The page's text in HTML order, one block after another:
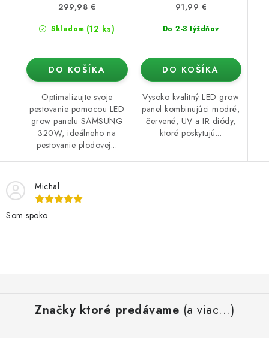
Skladom (12 ks)
299,98 €
DO KOŠÍKA
Optimalizujte svoje
pestovanie pomocou LED
grow panelu SAMSUNG
320W, ideálneho na
pestovanie plodovej...
Do 2-3 týždňov
91,99 €
DO KOŠÍKA
Vysoko kvalitný LED grow
panel kombinujúci modré,
červené, UV a IR diódy,
ktoré poskytujú...
Michal
Som spoko
Značky ktoré predávame (a viac...)